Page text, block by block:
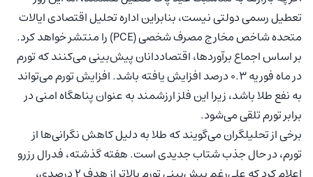
تعطیل رسمی دولتی نیست، بنابراین اداره تحلیل اقتصادی ایالات
متحده شاخص مخارج مصرف شخصی (PCE) را منتشر خواهد کرد.
بر اساس اجماع برآوردها، اقتصاددانان پیش‌بینی می‌کنند که تورم
در ماه فوریه 0.3 درصد افزایش یافته باشد. افزایش تورم می‌تواند
به نفع طلا باشد، زیرا این فلز ارزشمند به عنوان پناهگاه امنی در
برابر تورم تلقی می‌شود.
برخی از تحلیلگران می‌گویند که طلا به دلیل کاهش نگرانی‌ها از
تورم، در حال جذب شتاب جدیدی است. هفته گذشته، فدرال رزرو